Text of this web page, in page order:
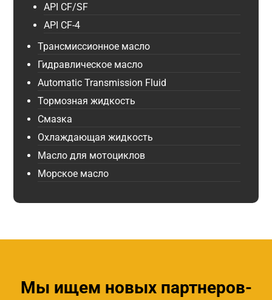
API CF/SF
API CF-4
Трансмиссионное масло
Гидравлическое масло
Automatic Transmission Fluid
Тормозная жидкость
Смазка
Охлаждающая жидкость
Масло для мотоциклов
Морское масло
Мы ищем новых партнеров-